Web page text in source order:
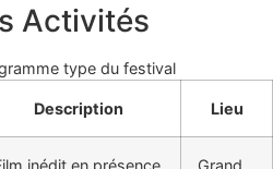
Activités
type du festival
Description Lieu
inédit en présence Grand